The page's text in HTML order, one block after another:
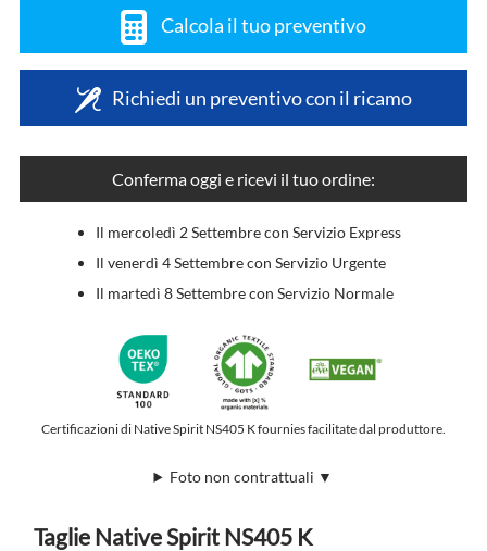
Calcola il tuo preventivo
Richiedi un preventivo con il ricamo
Conferma oggi e ricevi il tuo ordine:
Il mercoledì 2 Settembre con Servizio Express
Il venerdì 4 Settembre con Servizio Urgente
Il martedì 8 Settembre con Servizio Normale
Certificazioni di Native Spirit NS405 K fournies facilitate dal produttore.
Foto non contrattuali ▼
Taglie Native Spirit NS405 K